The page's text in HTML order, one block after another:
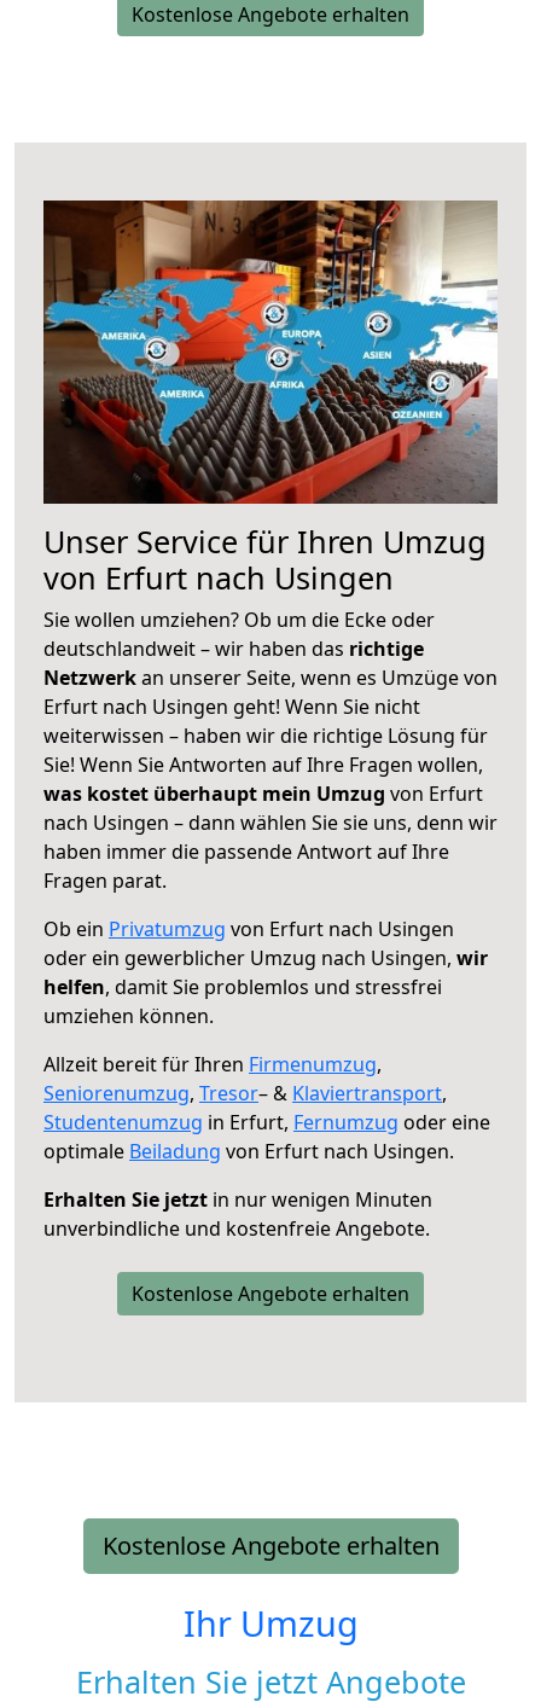
Kostenlose Angebote erhalten
Unser Service für Ihren Umzug
von Erfurt nach Usingen
Sie wollen umziehen? Ob um die Ecke oder
deutschlandweit – wir haben das richtige
Netzwerkan unserer Seite, wenn es Umzüge von
Erfurt nach Usingen geht! Wenn Sie nicht
weiterwissen – haben wir die richtige Lösung für
Sie! Wenn Sie Antworten auf Ihre Fragen wollen,
was kostet überhaupt mein Umzug von Erfurt
nach Usingen – dann wählen Sie sie uns, denn wir
haben immer die passende Antwort auf Ihre
Fragen parat.
Ob ein Privatumzug von Erfurt nach Usingen
oder ein gewerblicher Umzug nach Usingen, wir
helfen, damit Sie problemlos und stressfrei
umziehen können.
Allzeit bereit für Ihren Firmenumzug,
Seniorenumzug, Tresor– & Klaviertransport,
Studentenumzug in Erfurt, Fernumzug oder eine
optimale Beiladung von Erfurt nach Usingen.
Erhalten Sie jetzt in nur wenigen Minuten
unverbindliche und kostenfreie Angebote.
Kostenlose Angebote erhalten
Kostenlose Angebote erhalten
Ihr Umzug
Erhalten Sie jetzt Angebote